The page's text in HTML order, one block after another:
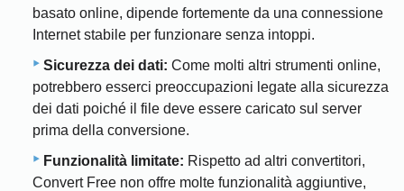
basato online, dipende fortemente da una connessione
Internet stabile per funzionare senza intoppi.
Sicurezza dei dati: Come molti altri strumenti online,
potrebbero esserci preoccupazioni legate alla sicurezza
dei dati poiché il file deve essere caricato sul server
prima della conversione.
Funzionalità limitate: Rispetto ad altri convertitori,
Convert Free non offre molte funzionalità aggiuntive,